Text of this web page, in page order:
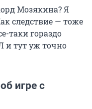
Мозякина? Я
следствие — тоже
таки гораздо
и тут уж точно
игре с